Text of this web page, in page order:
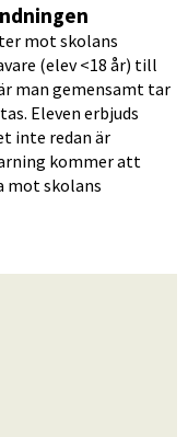
mot skolans
(elev <18 år) till
man gemensamt tar
Eleven erbjuds
inte redan är
kommer att
mot skolans